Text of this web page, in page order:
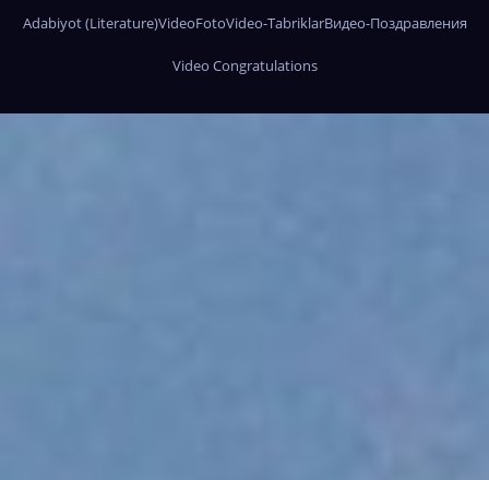
Adabiyot (Literature)VideoFotoVideo-TabriklarВидео-Поздравления
Video Congratulations